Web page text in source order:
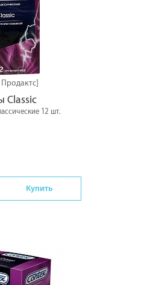
Продактс]
Classic
12 шт.
Купить